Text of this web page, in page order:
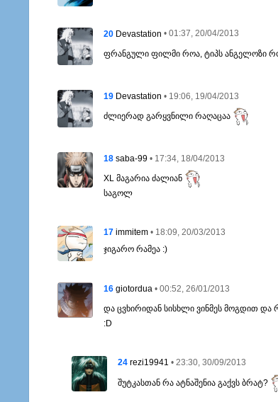
20 Devastation • 01:37, 20/04/2013
ფრანგული ფილმი როა, ტიპს ანგელოზი რო
19 Devastation • 19:06, 19/04/2013
ძლიერად გარყვნილი რაღაცაა
18 saba-99 • 17:34, 18/04/2013
XL მაგარია ძალიან
საგოლ
17 immitem • 18:09, 20/03/2013
ჯიგარო რამეა :)
16 giotordua • 00:52, 26/01/2013
და ცვხირიდან სისხლი ვინმეს მოგდით და
:D
24 rezi19941 • 23:30, 30/09/2013
შუტკასთან რა ატნაშენია გაქვს ბრატ?